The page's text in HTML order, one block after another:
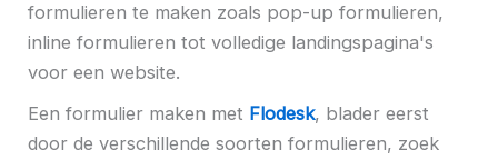
formulieren te maken zoals pop-up formulieren,
inline formulieren tot volledige landingspagina's
voor een website.
Een formulier maken met Flodesk, blader eerst
door de verschillende soorten formulieren, zoek